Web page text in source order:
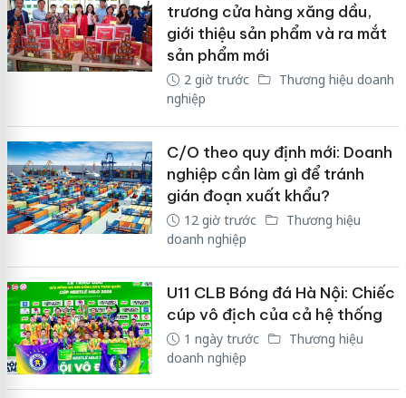
trương cửa hàng xăng dầu,
giới thiệu sản phẩm và ra mắt
sản phẩm mới
2 giờ trước
Thương hiệu doanh
nghiệp
C/O theo quy định mới: Doanh
nghiệp cần làm gì để tránh
gián đoạn xuất khẩu?
12 giờ trước
Thương hiệu
doanh nghiệp
U11 CLB Bóng đá Hà Nội: Chiếc
cúp vô địch của cả hệ thống
1 ngày trước
Thương hiệu
doanh nghiệp